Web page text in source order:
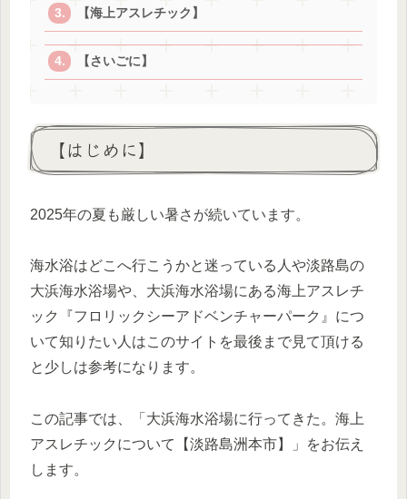
【海上アスレチック】
【さいごに】
【はじめに】
2025年の夏も厳しい暑さが続いています。
海水浴はどこへ行こうかと迷っている人や淡路島の
大浜海水浴場や、大浜海水浴場にある海上アスレチ
ック『フロリックシーアドベンチャーパーク』につ
いて知りたい人はこのサイトを最後まで見て頂ける
と少しは参考になります。
この記事では、「大浜海水浴場に行ってきた。海上
アスレチックについて【淡路島洲本市】」をお伝え
します。